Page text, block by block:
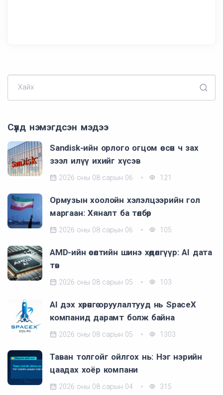
Хайх
Сүүлд нэмэгдсэн мэдээ
Sandisk-ийн орлого огцом өссөн ч зах
зээл илүү ихийг хүсэв
2026 оны 08 сарын 06 121
Ормузын хоолойн хэлэлцээрийн гол
маргаан: Хяналт ба төлбөр
2026 оны 08 сарын 06 105
AMD-ийн өсөлтийн шинэ хөдөлгүүр: AI дата
төв
2026 оны 08 сарын 05 103
AI дэх хөрөнгө оруулалтууд нь SpaceX
компанид дарамт болж байна
2026 оны 08 сарын 05 1303
Таван толгойг ойлгох нь: Нэг нэрийн
цаадах хоёр компани
2026 оны 08 сарын 04 315